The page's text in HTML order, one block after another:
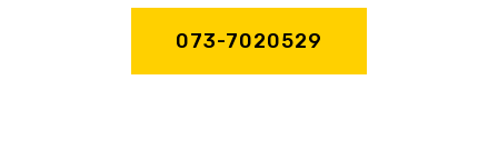
073-7020529